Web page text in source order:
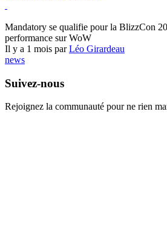
Mandatory se qualifie pour la BlizzCon
performance sur WoW
Il y a 1 mois parLéo Girardeau
news
Suivez-nous
Rejoignez la communauté pour ne rien